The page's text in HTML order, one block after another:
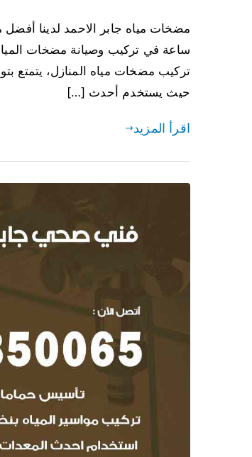
ساعة في تركيب وصيانة مضخات
تركيب مضخات مياه المنازل، يتمتع
حيث يستخدم أحدث […]
اقرأ المزيد